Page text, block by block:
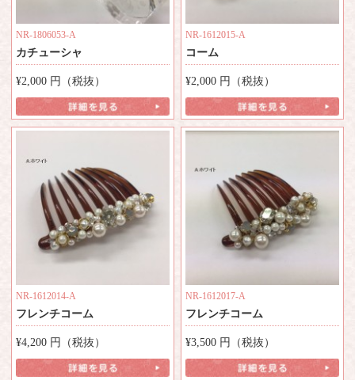
NR-1806053-A
カチューシャ
¥2,000 円（税抜）
NR-1612015-A
コーム
¥2,000 円（税抜）
NR-1612014-A
フレンチコーム
¥4,200 円（税抜）
NR-1612017-A
フレンチコーム
¥3,500 円（税抜）